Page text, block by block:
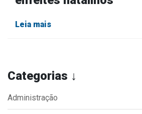
Categorias ↓
Administração
Leia mais